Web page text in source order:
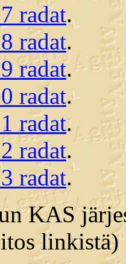
radat.
radat.
radat.
radat.
radat.
radat.
radat.
KAS
linkistä)